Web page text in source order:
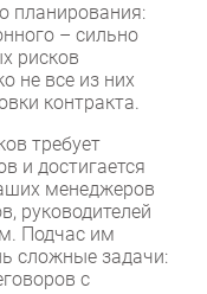
планирования:
– сильно
рисков
не все из них
контракта.
требует
и достигается
менеджеров
руководителей
Подчас им
сложные задачи:
с